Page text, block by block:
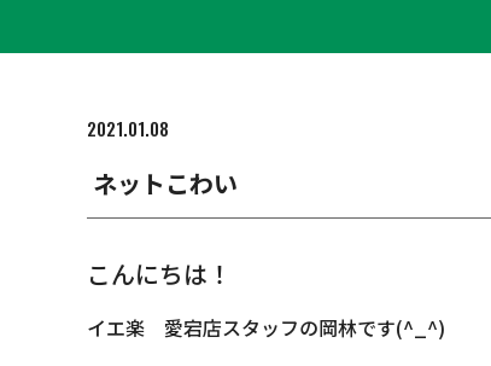
2021.01.08
ネットこわい
こんにちは！
イエ楽 愛宕店スタッフの岡林です(^_^)